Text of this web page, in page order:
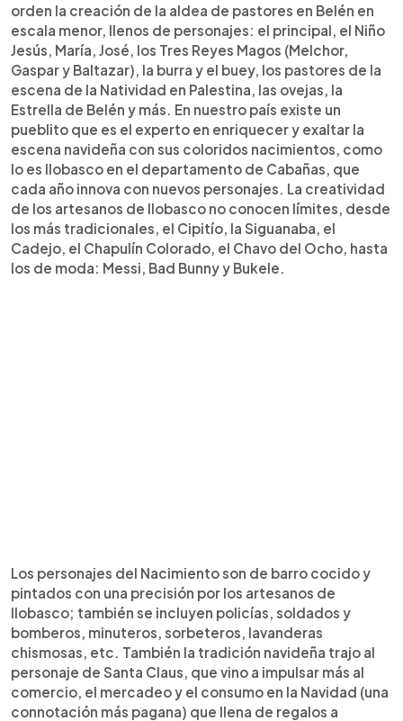
orden la creación de la aldea de pastores en Belén en
escala menor, llenos de personajes: el principal, el Niño
Jesús, María, José, los Tres Reyes Magos (Melchor,
Gaspar y Baltazar), la burra y el buey, los pastores de la
escena de la Natividad en Palestina, las ovejas, la
Estrella de Belén y más. En nuestro país existe un
pueblito que es el experto en enriquecer y exaltar la
escena navideña con sus coloridos nacimientos, como
lo es Ilobasco en el departamento de Cabañas, que
cada año innova con nuevos personajes. La creatividad
de los artesanos de Ilobasco no conocen límites, desde
los más tradicionales, el Cipitío, la Siguanaba, el
Cadejo, el Chapulín Colorado, el Chavo del Ocho, hasta
los de moda: Messi, Bad Bunny y Bukele.
Los personajes del Nacimiento son de barro cocido y
pintados con una precisión por los artesanos de
Ilobasco; también se incluyen policías, soldados y
bomberos, minuteros, sorbeteros, lavanderas
chismosas, etc. También la tradición navideña trajo al
personaje de Santa Claus, que vino a impulsar más al
comercio, el mercadeo y el consumo en la Navidad (una
connotación más pagana) que llena de regalos a